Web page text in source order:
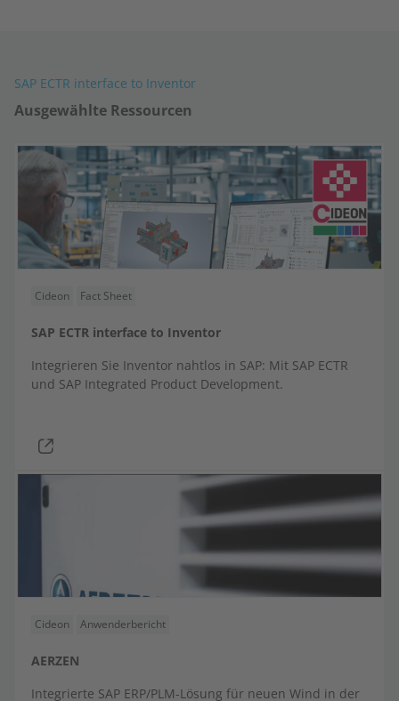
SAP ECTR interface to Inventor
Ausgewählte Ressourcen
Cideon Fact Sheet
SAP ECTR interface to Inventor
Integrieren Sie Inventor nahtlos in SAP: Mit SAP ECTR
und SAP Integrated Product Development.
Cideon Anwenderbericht
AERZEN
Integrierte SAP ERP/PLM-Lösung für neuen Wind in der